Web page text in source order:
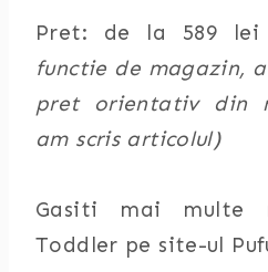
Pret: de la 589 lei
functie de magazin,
pret orientativ din
am scris articolul)
Gasiti mai multe
Toddler pe site-ul